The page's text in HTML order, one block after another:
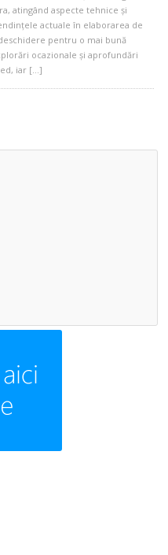
atingând aspecte tehnice și
actuale în elaborarea de
pentru o mai bună
ocazionale și aprofundări
iar […]